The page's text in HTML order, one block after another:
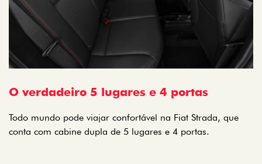
O verdadeiro 5 lugares e 4 portas
Todo mundo pode viajar confortável na Fiat Strada, que
conta com cabine dupla de 5 lugares e 4 portas.